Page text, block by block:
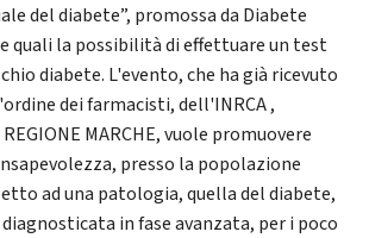
del diabete”, promossa da Diabete
quali la possibilità di effettuare un test
diabete. L'evento, che ha già ricevuto
dei farmacisti, dell'INRCA ,
MARCHE, vuole promuovere
presso la popolazione
ad una patologia, quella del diabete,
in fase avanzata, per i poco